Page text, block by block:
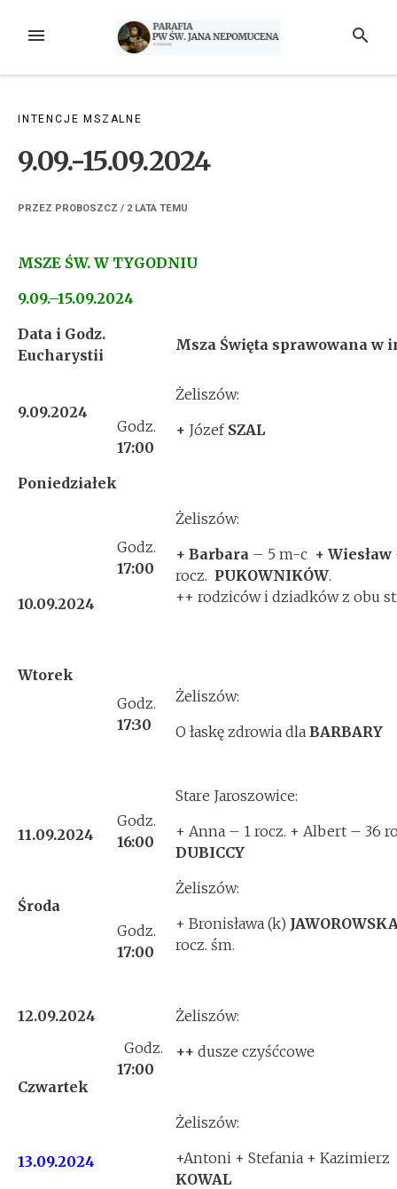
MENU SZUKAJ
INTENCJE MSZALNE
9.09.-15.09.2024
PRZEZ PROBOSZCZ / 2 LATA TEMU
MSZE ŚW. W TYGODNIU
9.09.–15.09.2024
Data i Godz.
Eucharystii
Msza Święta sprawowana w
9.09.2024
Poniedziałek
Godz.
17:00
Żeliszów:
+ JózefSZAL
10.09.2024
Wtorek
Godz.
17:00
Żeliszów:
+ Barbara – 5 m-c + Wiesław
rocz. PUKOWNIKÓW.
++ rodziców i dziadków z obu
Godz.
17:30
Żeliszów:
O łaskę zdrowia dla BARBARY
11.09.2024
Środa
Godz.
16:00
Stare Jaroszowice:
+ Anna – 1 rocz. + Albert – 36
DUBICCY
Godz.
17:00
Żeliszów:
+ Bronisława (k)
rocz. śm.
12.09.2024
Czwartek
Godz.
17:00
Żeliszów:
++ dusze czyśćcowe
13.09.2024
Żeliszów:
+Antoni + Stefania + Kazimierz
KOWAL